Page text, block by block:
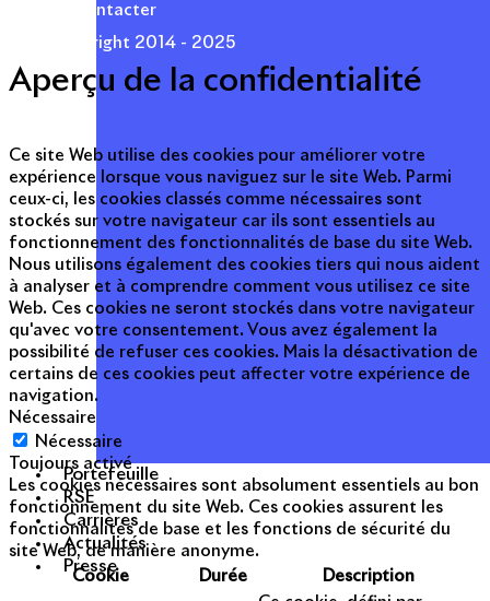
Portefeuille
RSE
Carrières
Actualités
Presse
Nous contacter
© Copyright 2014 - 2025
Aperçu de la confidentialité
Ce site Web utilise des cookies pour améliorer votre
expérience lorsque vous naviguez sur le site Web. Parmi
ceux-ci, les cookies classés comme nécessaires sont
stockés sur votre navigateur car ils sont essentiels au
fonctionnement des fonctionnalités de base du site Web.
Nous utilisons également des cookies tiers qui nous aident
à analyser et à comprendre comment vous utilisez ce site
Web. Ces cookies ne seront stockés dans votre navigateur
qu'avec votre consentement. Vous avez également la
possibilité de refuser ces cookies. Mais la désactivation de
certains de ces cookies peut affecter votre expérience de
navigation.
Nécessaire
Nécessaire
Toujours activé
Les cookies nécessaires sont absolument essentiels au bon
fonctionnement du site Web. Ces cookies assurent les
fonctionnalités de base et les fonctions de sécurité du
site Web, de manière anonyme.
Cookie
Durée Description